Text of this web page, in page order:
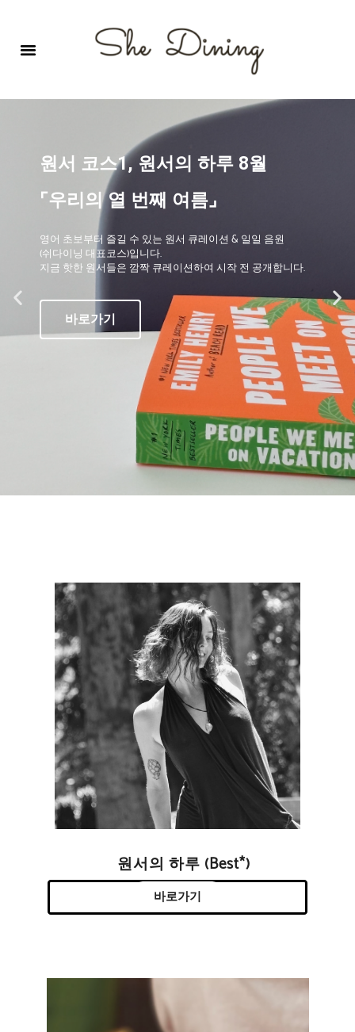
원서 코스1, 원서의 하루 8월
⌜우리의 열 번째 여름⌟
영어 초보부터 즐길 수 있는 원서 큐레이션 & 일일 음원
(쉬다이닝 대표코스)입니다.
지금 핫한 원서들은 깜짝 큐레이션하여 시작 전 공개합니다.
바로가기
원서의 하루 (Best*)
바로가기